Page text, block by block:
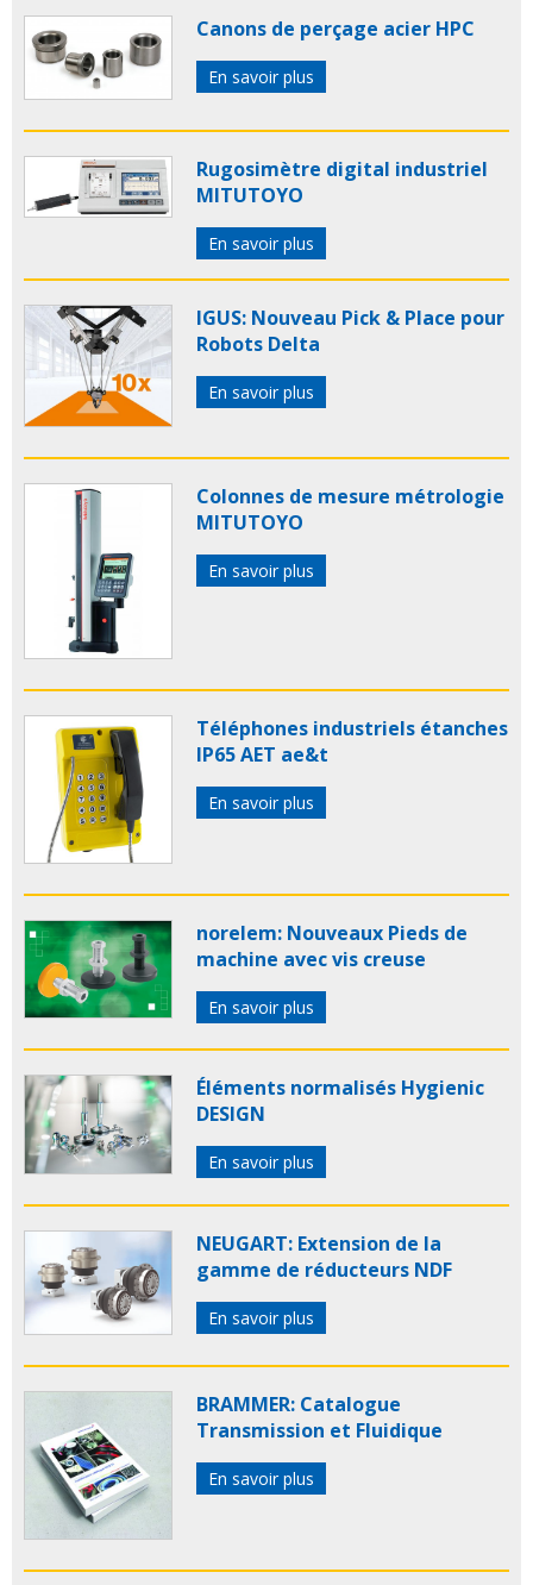
Canons de perçage acier HPC
En savoir plus
Rugosimètre digital industriel
MITUTOYO
En savoir plus
IGUS: Nouveau Pick & Place pour
Robots Delta
En savoir plus
Colonnes de mesure métrologie
MITUTOYO
En savoir plus
Téléphones industriels étanches
IP65 AET ae&t
En savoir plus
norelem: Nouveaux Pieds de
machine avec vis creuse
En savoir plus
Éléments normalisés Hygienic
DESIGN
En savoir plus
NEUGART: Extension de la
gamme de réducteurs NDF
En savoir plus
BRAMMER: Catalogue
Transmission et Fluidique
En savoir plus